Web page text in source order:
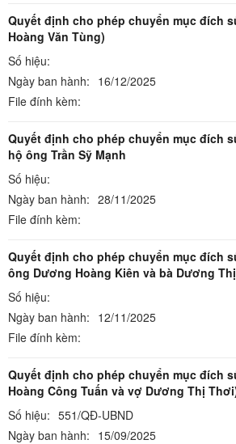
Quyết định cho phép chuyển mục đích
Hoàng Văn Tùng)
Số hiệu:
Ngày ban hành: 16/12/2025
File đính kèm:
Quyết định cho phép chuyển mục đích
hộ ông Trần Sỹ Mạnh
Số hiệu:
Ngày ban hành: 28/11/2025
File đính kèm:
Quyết định cho phép chuyển mục đích
ông Dương Hoàng Kiên và bà Dương
Số hiệu:
Ngày ban hành: 12/11/2025
File đính kèm:
Quyết định cho phép chuyển mục đích
Hoàng Công Tuấn và vợ Dương Thị
Số hiệu: 551/QĐ-UBND
Ngày ban hành: 15/09/2025